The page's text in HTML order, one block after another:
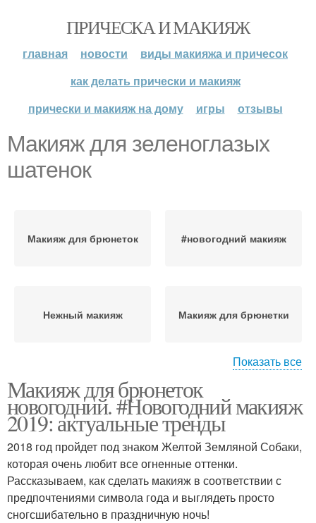
ПРИЧЕСКА И МАКИЯЖ
главная новости
виды макияжа и причесок
как делать прически и макияж
прически и макияж на дому
игры отзывы
Макияж для зеленоглазых
шатенок
Макияж для брюнеток #новогодний макияж
Нежный макияж Макияж для брюнетки
Макияж для зеленых
глаз
Макияж для шатенок
Макияж в домашних
условиях
Красивый макияж
Показать все
Макияж для брюнеток
новогодний. #Новогодний макияж
2019: актуальные тренды
2018 год пройдет под знаком Желтой Земляной Собаки,
которая очень любит все огненные оттенки.
Рассказываем, как сделать макияж в соответствии с
предпочтениями символа года и выглядеть просто
сногсшибательно в праздничную ночь!